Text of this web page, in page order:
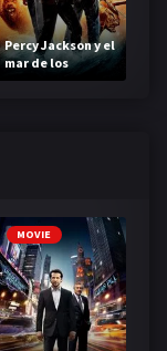
Percy Jackson y el
mar de los
monstruos
MOVIE